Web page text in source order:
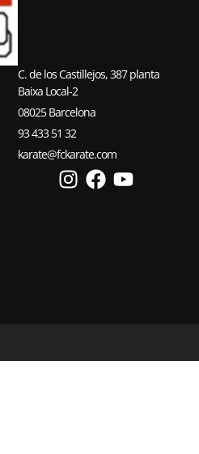
C. de los Castillejos, 387 planta
Baixa Local-2
08025 Barcelona
93 433 51 32
karate@fckarate.com